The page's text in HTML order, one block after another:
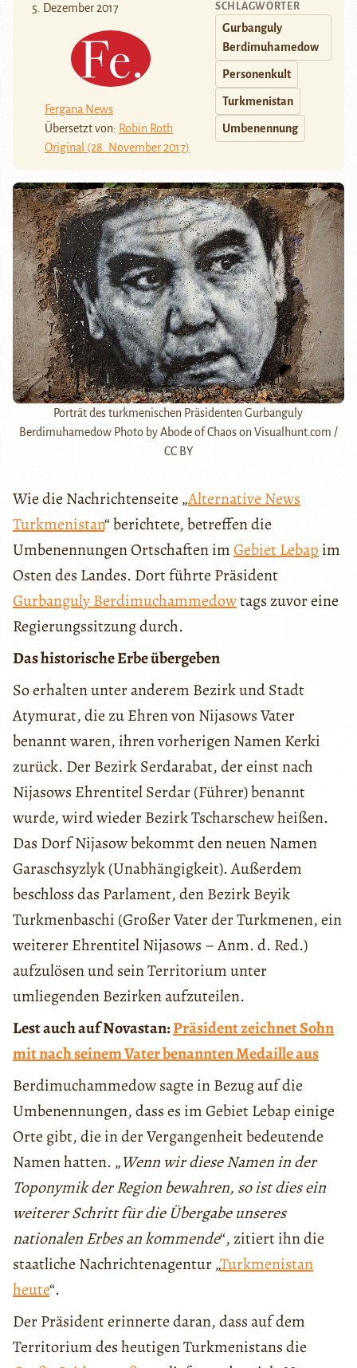
5. Dezember 2017
Fergana News
Übersetzt von: Robin Roth
Original (28. November 2017)
SCHLAGWÖRTER
Gurbanguly
Berdimuhamedow
Personenkult
Turkmenistan
Umbenennung
Porträt des turkmenischen Präsidenten Gurbanguly
Berdimuhamedow Photo by Abode of Chaos on Visualhunt.com /
CC BY
Wie die Nachrichtenseite „Alternative News
Turkmenistan“ berichtete, betreffen die
Umbenennungen Ortschaften imGebiet Lebap im
Osten des Landes. Dort führte Präsident
Gurbanguly Berdimuchammedowtags zuvor eine
Regierungssitzung durch.
Das historische Erbe übergeben
So erhalten unter anderem Bezirk und Stadt
Atymurat, die zu Ehren von Nijasows Vater
benannt waren, ihren vorherigen Namen Kerki
zurück. Der Bezirk Serdarabat, der einst nach
Nijasows Ehrentitel Serdar (Führer) benannt
wurde, wird wieder Bezirk Tscharschew heißen.
Das Dorf Nijasow bekommt den neuen Namen
Garaschsyzlyk (Unabhängigkeit). Außerdem
beschloss das Parlament, den Bezirk Beyik
Turkmenbaschi (Großer Vater der Turkmenen, ein
weiterer Ehrentitel Nijasows – Anm. d. Red.)
aufzulösen und sein Territorium unter
umliegenden Bezirken aufzuteilen.
Lest auch auf Novastan:Präsident zeichnet Sohn
mit nach seinem Vater benannten Medaille aus
Berdimuchammedow sagte in Bezug auf die
Umbenennungen, dass es im Gebiet Lebap einige
Orte gibt, die in der Vergangenheit bedeutende
Namen hatten. „Wenn wirdiese Namen in der
Toponymik der Region bewahren, so ist dies ein
weiterer Schritt für die Übergabe unseres
nationalen Erbes an kommende“, zitiert ihn die
staatliche Nachrichtenagentur „Turkmenistan
heute“.
Der Präsident erinnerte daran, dass auf dem
Territorium des heutigen Turkmenistans die